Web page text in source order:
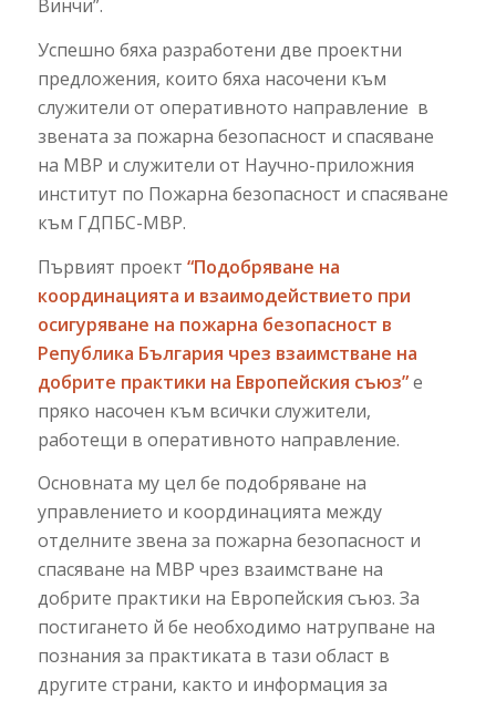
Винчи”.
Успешно бяха разработени две проектни
предложения, които бяха насочени към
служители от оперативното направление в
звената за пожарна безопасност и спасяване
на МВР и служители от Научно-приложния
институт по Пожарна безопасност и спасяване
към ГДПБС-МВР.
Първият проект “Подобряване на
координацията и взаимодействието при
осигуряване на пожарна безопасност в
Република България чрез взаимстване на
добрите практики на Европейския съюз”е
пряко насочен към всички служители,
работещи в оперативното направление.
Основната му цел бе подобряване на
управлението и координацията между
отделните звена за пожарна безопасност и
спасяване на МВР чрез взаимстване на
добрите практики на Европейския съюз. За
постигането й бе необходимо натрупване на
познания за практиката в тази област в
другите страни, както и информация за